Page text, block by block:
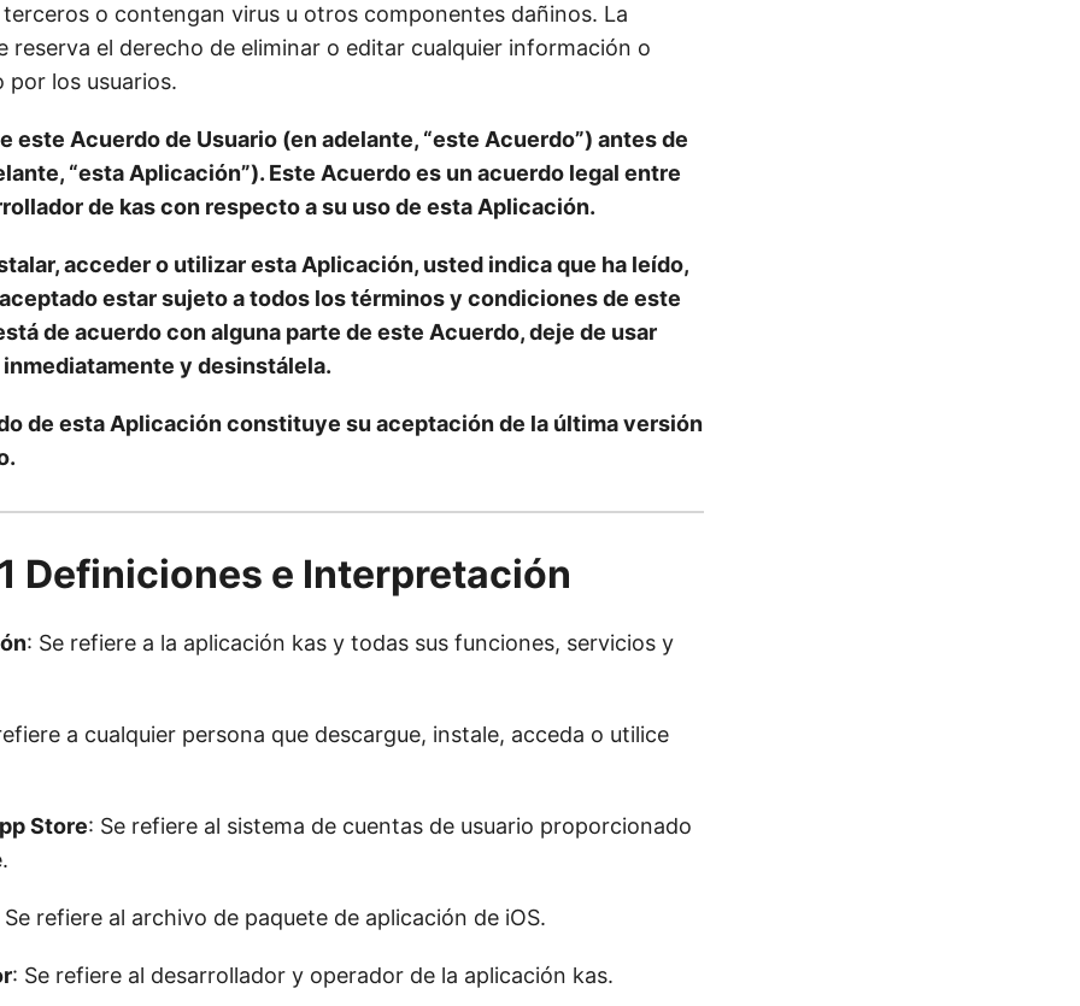
o contengan virus u otros componentes dañinos. La
reserva el derecho de eliminar o editar cualquier información o
por los usuarios.
este Acuerdo de Usuario (en adelante, “este Acuerdo”) antes de
“esta Aplicación”). Este Acuerdo es un acuerdo legal entre
de kas con respecto a su uso de esta Aplicación.
acceder o utilizar esta Aplicación, usted indica que ha leído,
estar sujeto a todos los términos y condiciones de este
de acuerdo con alguna parte de este Acuerdo, deje de usar
y desinstálela.
de esta Aplicación constituye su aceptación de la última versión
Definiciones e Interpretación
: Se refiere a la aplicación kas y todas sus funciones, servicios y
a cualquier persona que descargue, instale, acceda o utilice
Store: Se refiere al sistema de cuentas de usuario proporcionado
Se refiere al archivo de paquete de aplicación de iOS.
: Se refiere al desarrollador y operador de la aplicación kas.